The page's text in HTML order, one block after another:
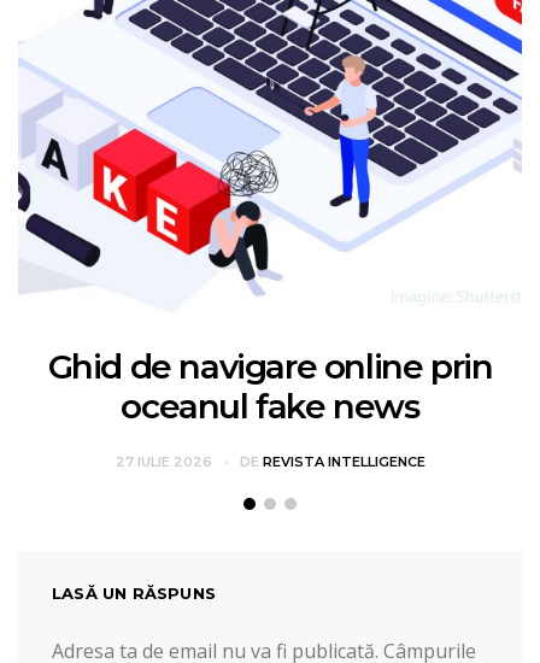
Ghid de navigare online prin
oceanul fake news
27 IULIE 2026 DE REVISTA INTELLIGENCE
LASĂ UN RĂSPUNS
Adresa ta de email nu va fi publicată. Câmpurile